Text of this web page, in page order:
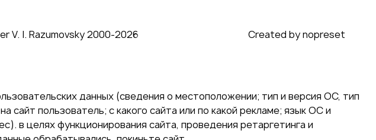
I. Razumovsky 2000‑2026 Created by nopreset
данных (сведения о местоположении; тип и версия ОС, тип
сайт пользователь; с какого сайта или по какой рекламе; язык ОС и
в целях функционирования сайта, проведения ретаргетинга и